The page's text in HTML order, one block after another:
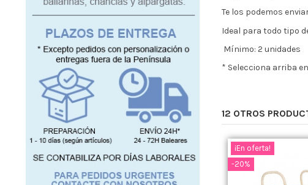
Te los podemos
Ideal para todo tipo
Mínimo: 2 unidades
* Selecciona arriba
12 OTROS
¡En oferta!
-20%